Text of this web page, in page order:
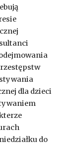
dla dzieci
do